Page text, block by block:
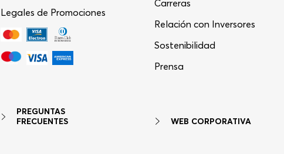
Legales de Promociones
PREGUNTAS
FRECUENTES
Carreras
Relación con Inversores
Sostenibilidad
Prensa
WEB CORPORATIVA